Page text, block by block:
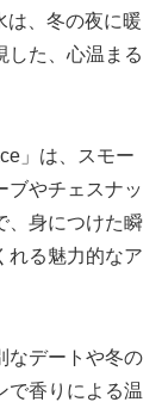
は、冬の夜に暖
した、心温まる
」は、スモー
ブやチェスナッ
、身につけた瞬
れる魅力的なア
なデートや冬の
で香りによる温